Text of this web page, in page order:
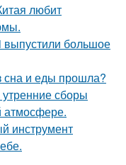
Пляжная одежда
одежда
любит
выпустили большое
сна и еды прошла?
сборы
атмосфере.
инструмент